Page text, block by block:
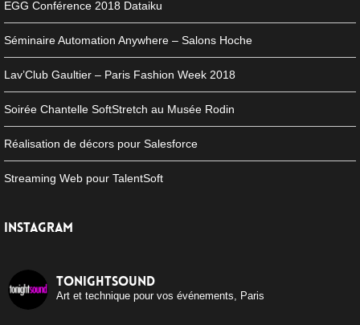
EGG Conférence 2018 Dataiku
Séminaire Automation Anywhere – Salons Hoche
Lav’Club Gaultier – Paris Fashion Week 2018
Soirée Chantelle SoftStretch au Musée Rodin
Réalisation de décors pour Salesforce
Streaming Web pour TalentSoft
INSTAGRAM
tonightsound
Art et technique pour vos événements, Paris